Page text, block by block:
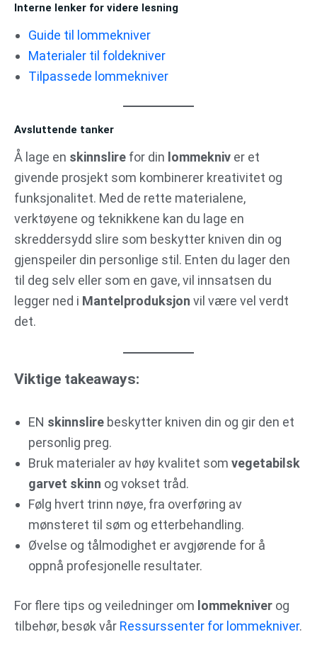
Interne lenker for videre lesning
Guide til lommekniver
Materialer til foldekniver
Tilpassede lommekniver
Avsluttende tanker
Å lage en skinnslire for din lommekniv er et
givende prosjekt som kombinerer kreativitet og
funksjonalitet. Med de rette materialene,
verktøyene og teknikkene kan du lage en
skreddersydd slire som beskytter kniven din og
gjenspeiler din personlige stil. Enten du lager den
til deg selv eller som en gave, vil innsatsen du
legger ned i Mantelproduksjon vil være vel verdt
det.
Viktige takeaways:
EN skinnslire beskytter kniven din og gir den et
personlig preg.
Bruk materialer av høy kvalitet som vegetabilsk
garvet skinn og vokset tråd.
Følg hvert trinn nøye, fra overføring av
mønsteret til søm og etterbehandling.
Øvelse og tålmodighet er avgjørende for å
oppnå profesjonelle resultater.
For flere tips og veiledninger om lommekniver og
tilbehør, besøk vår Ressurssenter for lommekniver.